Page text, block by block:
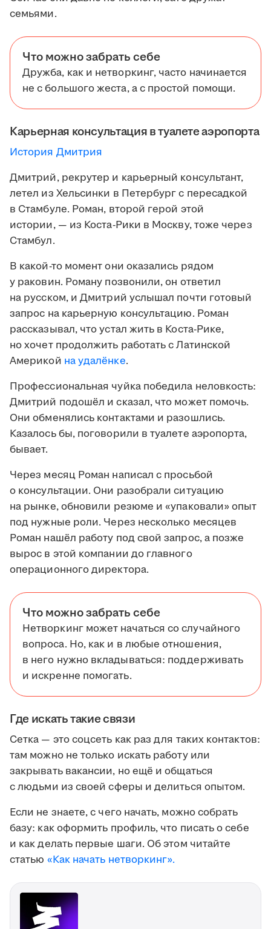
семьями.
Что можно забрать себе
Дружба, как и нетворкинг, часто начинается
не с большого жеста, а с простой помощи.
Карьерная консультация в туалете аэропорта
История Дмитрия
Дмитрий, рекрутер и карьерный консультант,
летел из Хельсинки в Петербург с пересадкой
в Стамбуле. Роман, второй герой этой
истории, — из Коста-Рики в Москву, тоже через
Стамбул.
В какой-то момент они оказались рядом
у раковин. Роману позвонили, он ответил
на русском, и Дмитрий услышал почти готовый
запрос на карьерную консультацию. Роман
рассказывал, что устал жить в Коста-Рике,
но хочет продолжить работать с Латинской
Америкой на удалёнке.
Профессиональная чуйка победила неловкость:
Дмитрий подошёл и сказал, что может помочь.
Они обменялись контактами и разошлись.
Казалось бы, поговорили в туалете аэропорта,
бывает.
Через месяц Роман написал с просьбой
о консультации. Они разобрали ситуацию
на рынке, обновили резюме и «упаковали» опыт
под нужные роли. Через несколько месяцев
Роман нашёл работу под свой запрос, а позже
вырос в этой компании до главного
операционного директора.
Что можно забрать себе
Нетворкинг может начаться со случайного
вопроса. Но, как и в любые отношения,
в него нужно вкладываться: поддерживать
и искренне помогать.
Где искать такие связи
Сетка — это соцсеть как раз для таких контактов:
там можно не только искать работу или
закрывать вакансии, но ещё и общаться
с людьми из своей сферы и делиться опытом.
Если не знаете, с чего начать, можно собрать
базу: как оформить профиль, что писать о себе
и как делать первые шаги. Об этом читайте
статью «Как начать нетворкинг».